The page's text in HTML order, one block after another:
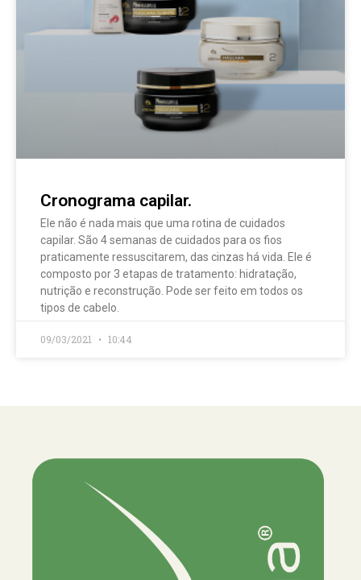
Cronograma capilar.
Ele não é nada mais que uma rotina de cuidados
capilar. São 4 semanas de cuidados para os fios
praticamente ressuscitarem, das cinzas há vida. Ele é
composto por 3 etapas de tratamento: hidratação,
nutrição e reconstrução. Pode ser feito em todos os
tipos de cabelo.
09/03/2021 10:44